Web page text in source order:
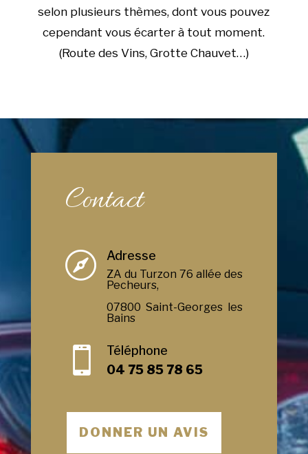
selon plusieurs thèmes, dont vous pouvez
cependant vous écarter à tout moment.
(Route des Vins, Grotte Chauvet…)
Contact
 Adresse
ZA du Turzon 76 allée des
Pecheurs,
07800 Saint-Georges les
Bains

Téléphone
04 75 85 78 65
DONNER UN AVIS